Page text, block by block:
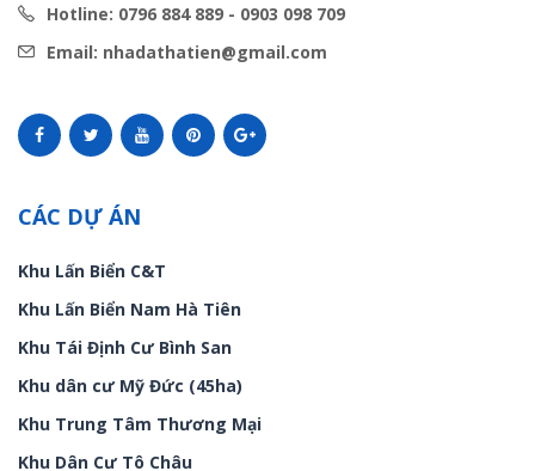
Hotline: 0796 884 889 - 0903 098 709
Email: nhadathatien@gmail.com
CÁC DỰ ÁN
Khu Lấn Biển C&T
Khu Lấn Biển Nam Hà Tiên
Khu Tái Định Cư Bình San
Khu dân cư Mỹ Đức (45ha)
Khu Trung Tâm Thương Mại
Khu Dân Cư Tô Châu